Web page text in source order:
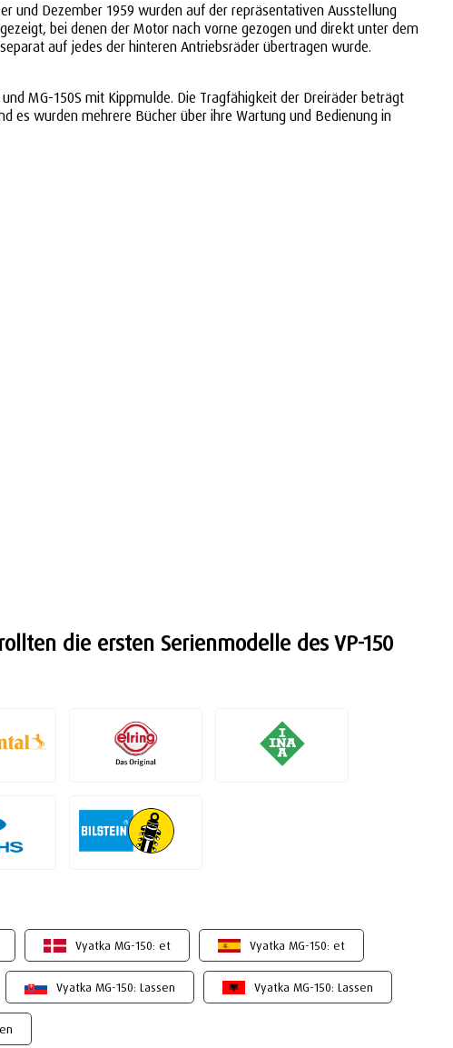
und Dezember 1959 wurden auf der repräsentativen Ausstellung
bei denen der Motor nach vorne gezogen und direkt unter dem
auf jedes der hinteren Antriebsräder übertragen wurde.
MG-150S mit Kippmulde. Die Tragfähigkeit der Dreiräder beträgt
es wurden mehrere Bücher über ihre Wartung und Bedienung in
die ersten Serienmodelle des VP-150
Vyatka MG-150: et Vyatka MG-150: et
Vyatka MG-150: Lassen Vyatka MG-150: Lassen